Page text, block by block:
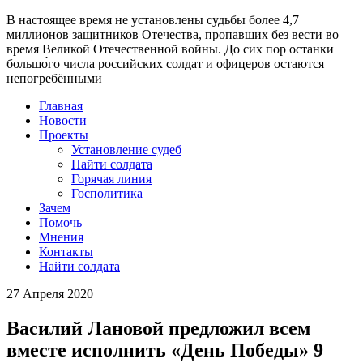
В настоящее время не установлены судьбы более 4,7
миллионов защитников Отечества, пропавших без вести во
время Великой Отечественной войны. До сих пор останки
большо́го числа российских солдат и офицеров остаются
непогребёнными
Главная
Новости
Проекты
Установление судеб
Найти солдата
Горячая линия
Госполитика
Зачем
Помочь
Мнения
Контакты
Найти солдата
27 Апреля 2020
Василий Лановой предложил всем
вместе исполнить «День Победы» 9